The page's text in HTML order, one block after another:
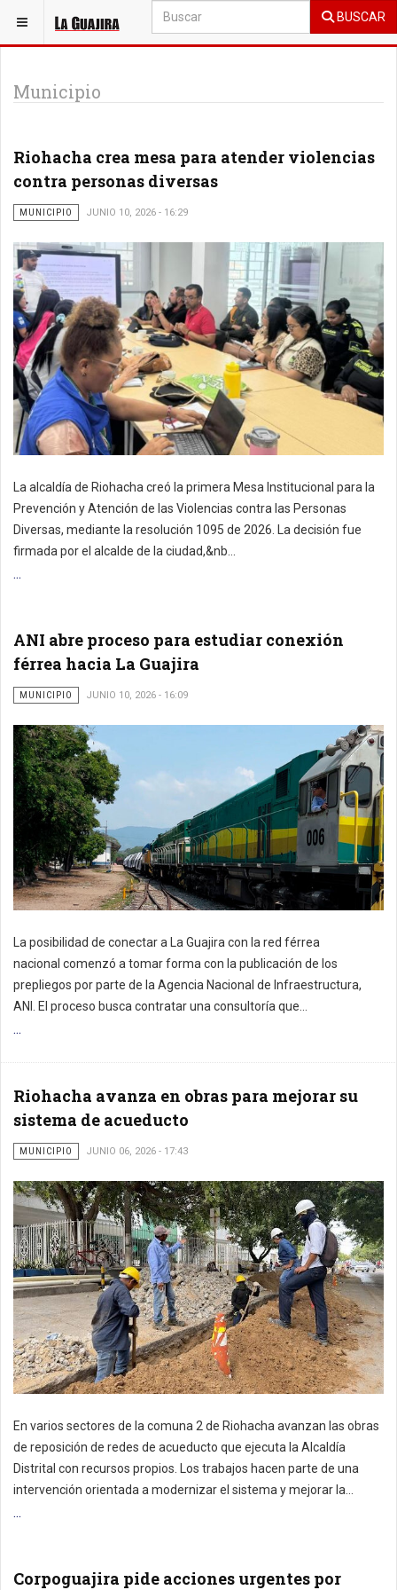
BUSCAR
ESTÁ AQUÍ: LA GUAJIRA
Municipio
Riohacha crea mesa para atender violencias
contra personas diversas
MUNICIPIO JUNIO 10, 2026 - 16:29
La alcaldía de Riohacha creó la primera Mesa Institucional para la
Prevención y Atención de las Violencias contra las Personas
Diversas, mediante la resolución 1095 de 2026. La decisión fue
firmada por el alcalde de la ciudad,&nb...
...
ANI abre proceso para estudiar conexión
férrea hacia La Guajira
MUNICIPIO JUNIO 10, 2026 - 16:09
La posibilidad de conectar a La Guajira con la red férrea
nacional comenzó a tomar forma con la publicación de los
prepliegos por parte de la Agencia Nacional de Infraestructura,
ANI. El proceso busca contratar una consultoría que...
...
Riohacha avanza en obras para mejorar su
sistema de acueducto
MUNICIPIO JUNIO 06, 2026 - 17:43
En varios sectores de la comuna 2 de Riohacha avanzan las obras
de reposición de redes de acueducto que ejecuta la Alcaldía
Distrital con recursos propios. Los trabajos hacen parte de una
intervención orientada a modernizar el sistema y mejorar la...
...
Corpoguajira pide acciones urgentes por